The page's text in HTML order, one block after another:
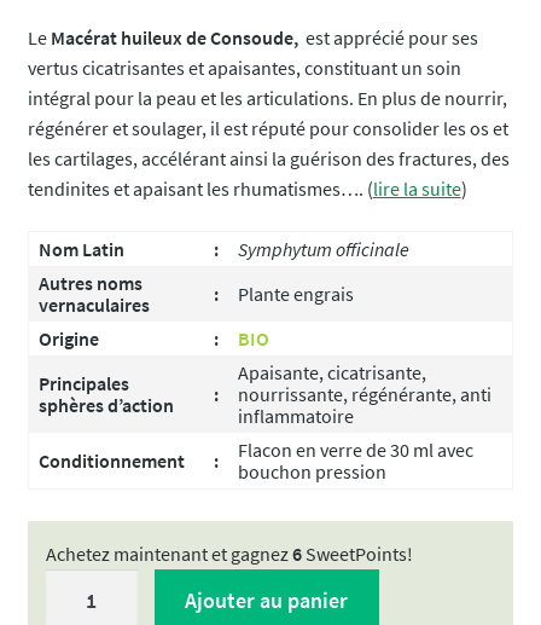
Le Macérat huileux de Consoude,est apprécié pour ses
vertus cicatrisantes et apaisantes, constituant un soin
intégral pour la peau et les articulations. En plus de nourrir,
régénérer et soulager, il est réputé pour consolider les os et
les cartilages, accélérant ainsi la guérison des fractures, des
tendinites et apaisant les rhumatismes…. (lire la suite)
Nom Latin :
Symphytum officinale
Autres noms
vernaculaires
:
Plante engrais
Origine
:
BIO
Principales
sphères d’action
:
Apaisante, cicatrisante,
nourrissante, régénérante, anti
inflammatoire
Conditionnement
:
Flacon en verre de 30 ml avec
bouchon pression
Achetez maintenant et gagnez6SweetPoints!
Ajouter au panier